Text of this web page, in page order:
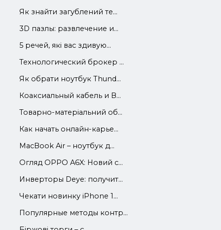
Як знайти загублений те...
3D пазлы: развлечение и...
5 речей, які вас здивую...
Технологический брокер ...
Як обрати ноутбук Thund...
Коаксиальный кабель и В...
Товарно-матеріальний об...
Как начать онлайн-карье...
MacBook Air – ноутбук д...
Огляд OPPO A6X: Новий с...
Инверторы Deye: получит...
Чекати новинку iPhone 1...
Популярные методы контр...